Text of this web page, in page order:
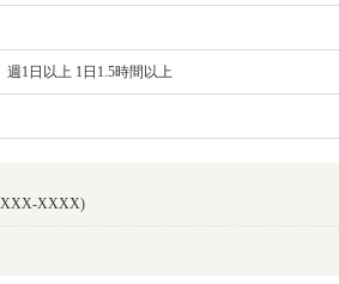
週1日以上 1日1.5時間以上
XXXX)